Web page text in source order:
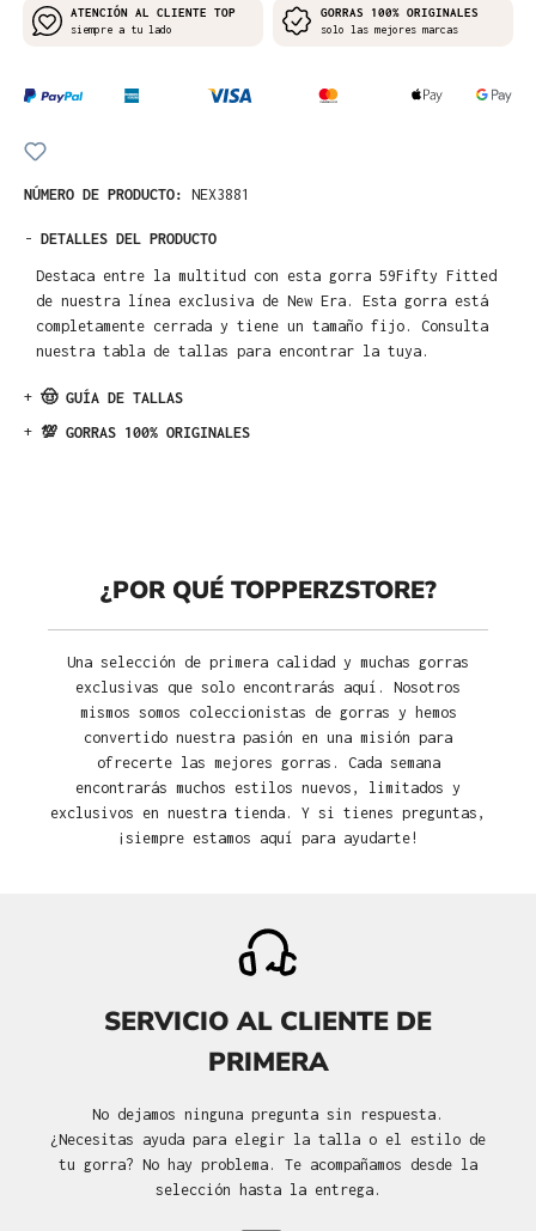
ATENCIÓN AL CLIENTE TOP
siempre a tu lado
GORRAS 100% ORIGINALES
solo las mejores marcas
NÚMERO DE PRODUCTO: NEX3881
- DETALLES DEL PRODUCTO
Destaca entre la multitud con esta gorra 59Fifty Fitted
de nuestra línea exclusiva de New Era. Esta gorra está
completamente cerrada y tiene un tamaño fijo. Consulta
nuestra tabla de tallas para encontrar la tuya.
+ 🤠 GUÍA DE TALLAS
+ 💯 GORRAS 100% ORIGINALES
¿POR QUÉ TOPPERZSTORE?
Una selección de primera calidad y muchas gorras
exclusivas que solo encontrarás aquí. Nosotros
mismos somos coleccionistas de gorras y hemos
convertido nuestra pasión en una misión para
ofrecerte las mejores gorras. Cada semana
encontrarás muchos estilos nuevos, limitados y
exclusivos en nuestra tienda. Y si tienes preguntas,
¡siempre estamos aquí para ayudarte!
SERVICIO AL CLIENTE DE
PRIMERA
No dejamos ninguna pregunta sin respuesta.
¿Necesitas ayuda para elegir la talla o el estilo de
tu gorra? No hay problema. Te acompañamos desde la
selección hasta la entrega.